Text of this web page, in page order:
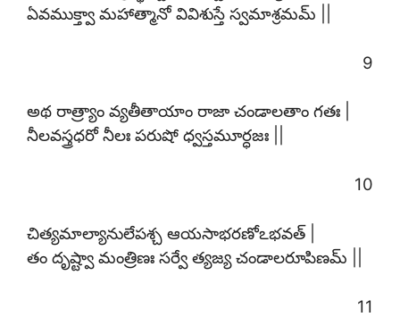
ఏవముక్త్వా మహాత్మానో వివిశుస్తే స్వమాశ్రమమ్ ||
9
అథ రాత్ర్యాం వ్యతీతాయాం రాజా చండాలతాం గతః |
నీలవస్త్రధరో నీలః పరుషో ధ్వస్తమూర్ధజః ||
10
చిత్యమాల్యానులేపశ్చ ఆయసాభరణోఽభవత్ |
తం దృష్ట్వా మంత్రిణః సర్వే త్యజ్య చండాలరూపిణమ్ ||
11